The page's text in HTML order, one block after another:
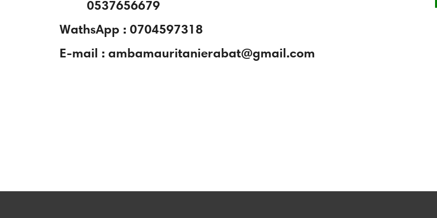
0537656679
WathsApp : 0704597318
E-mail : ambamauritanierabat@gmail.com